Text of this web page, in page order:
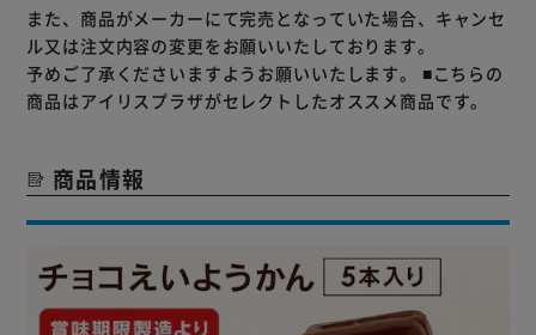
また、商品がメーカーにて完売となっていた場合、キャンセ
ル又は注文内容の変更をお願いいたしております。
予めご了承くださいますようお願いいたします。 ■こちらの
商品はアイリスプラザがセレクトしたオススメ商品です。
商品情報